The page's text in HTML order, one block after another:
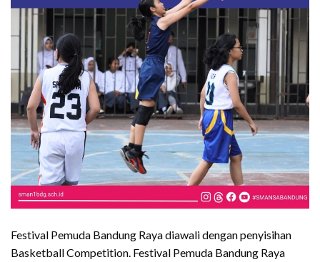
Festival Pemuda Bandung Raya diawali dengan penyisihan
Basketball Competition. Festival Pemuda Bandung Raya